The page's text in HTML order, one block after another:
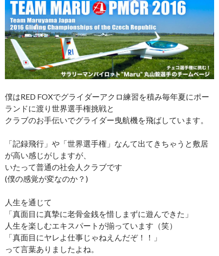
僕はRED FOXでグライダーアクロ練習を積み毎年夏にポー
ランドに渡り世界選手権挑戦と
クラブのお手伝いでグライダー曳航機を飛ばしています。
「記録飛行」や「世界選手権」なんて出てきちゃうと敷居
が高い感じがしますが、
いたって普通の社会人クラブです
(僕の感覚が変なのか？)
人生を通じて
「真面目に真摯に老骨金銭を惜しまずに遊んできた」
人生を楽しむエキスパートが揃っています（笑）
「真面目にヤレよ仕事じゃねえんだぞ！！」
って言葉ありましたよね。